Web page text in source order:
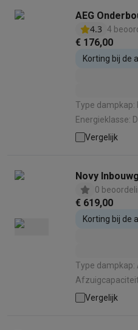
AEG
4.3 4
€ 176,00
Korting bij de
Type dampkap:
Energieklasse: D | Afzuigcapaciteit: 115 m³/u |
Geluidsniveau:
Vergelijk
Novy
0
€ 619,00
Korting bij de
Type dampkap:
dB | Intensieve
Vergelijk